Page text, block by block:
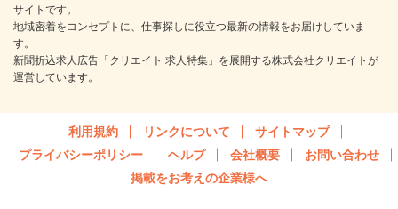
サイトです。
地域密着をコンセプトに、仕事探しに役立つ最新の情報をお届けしていま
す。
新聞折込求人広告「クリエイト 求人特集」を展開する株式会社クリエイトが
運営しています。
利用規約 リンクについて
サイトマップ
プライバシーポリシー
ヘルプ 会社概要
お問い合わせ
掲載をお考えの企業様へ